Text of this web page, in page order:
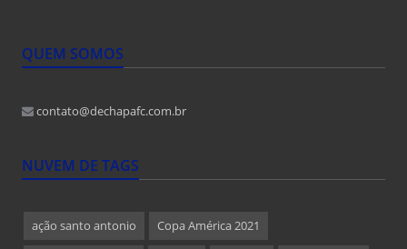
QUEM SOMOS
contato@dechapafc.com.br
NUVEM DE TAGS
ação santo antonio Copa América 2021